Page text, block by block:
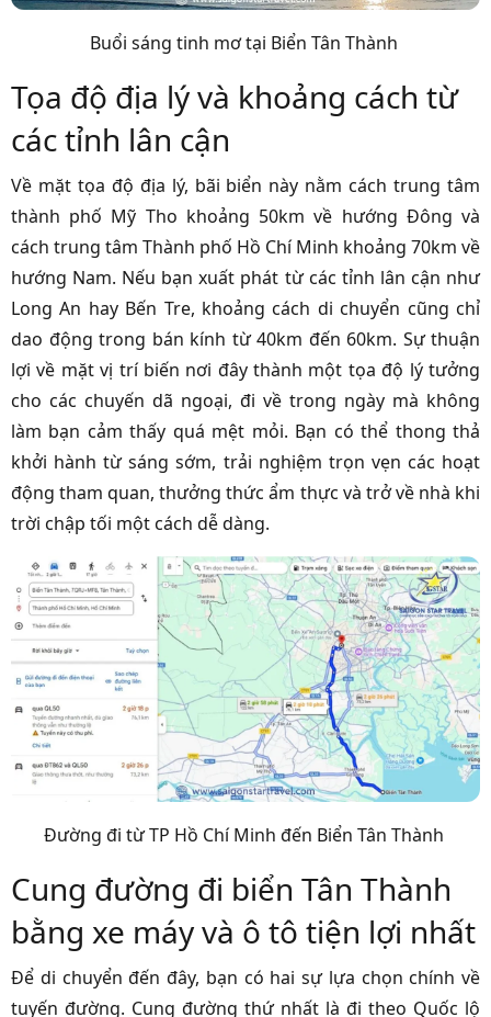
Buổi sáng tinh mơ tại Biển Tân Thành
Tọa độ địa lý và khoảng cách từ
các tỉnh lân cận
Về mặt tọa độ địa lý, bãi biển này nằm cách trung tâm
thành phố Mỹ Tho khoảng 50km về hướng Đông và
cách trung tâm Thành phố Hồ Chí Minh khoảng 70km về
hướng Nam. Nếu bạn xuất phát từ các tỉnh lân cận như
Long An hay Bến Tre, khoảng cách di chuyển cũng chỉ
dao động trong bán kính từ 40km đến 60km. Sự thuận
lợi về mặt vị trí biến nơi đây thành một tọa độ lý tưởng
cho các chuyến dã ngoại, đi về trong ngày mà không
làm bạn cảm thấy quá mệt mỏi. Bạn có thể thong thả
khởi hành từ sáng sớm, trải nghiệm trọn vẹn các hoạt
động tham quan, thưởng thức ẩm thực và trở về nhà khi
trời chập tối một cách dễ dàng.
Đường đi từ TP Hồ Chí Minh đến Biển Tân Thành
Cung đường đi biển Tân Thành
bằng xe máy và ô tô tiện lợi nhất
Để di chuyển đến đây, bạn có hai sự lựa chọn chính về
tuyến đường. Cung đường thứ nhất là đi theo Quốc lộ